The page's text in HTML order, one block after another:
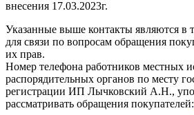
внесения 17.03.2023г.
Указанные выше контакты являются в
для связи по вопросам обращения
их прав.
Номер телефона работников местных
распорядительных органов по месту
регистрации ИП Лычковский А.Н.,
рассматривать обращения покупателей: